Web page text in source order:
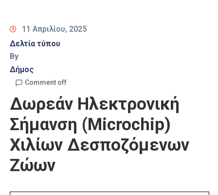
11 Απριλίου, 2025
Δελτία τύπου
By
Δήμος
Comment off
Δωρεάν Ηλεκτρονική
Σήμανση (Microchip)
Χιλίων Δεσποζόμενων
Ζώων